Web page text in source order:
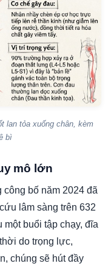
lan tỏa xuống chân, kèm
bì
mô lớn
công bố năm 2024 đã
lâm sàng trên 632
buổi tập chạy, đĩa
do trọng lực,
chúng sẽ hút đầy